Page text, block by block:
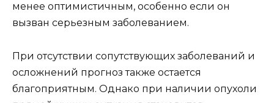
менее оптимистичным, особенно если он
вызван серьезным заболеванием.
При отсутствии сопутствующих заболеваний и
осложнений прогноз также остается
благоприятным. Однако при наличии опухоли